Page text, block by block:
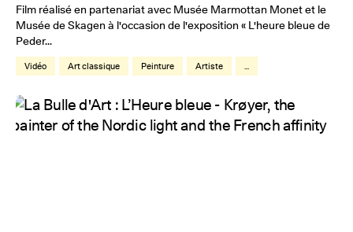
Film réalisé en partenariat avec Musée Marmottan Monet et le
Musée de Skagen à l'occasion de l'exposition « L'heure bleue de
Peder...
Vidéo Art classique Peinture Artiste ...